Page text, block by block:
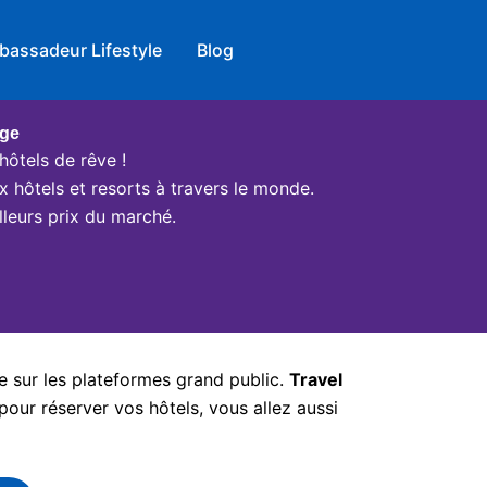
Lifestyle Blog
de rêve !
hôtels et resorts à travers le monde.
prix du marché.
sur les plateformes grand public. Travel
réserver vos hôtels, vous allez aussi